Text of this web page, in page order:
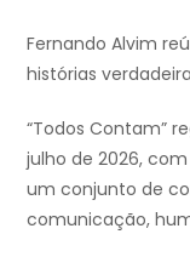
Fernando Alvim
histórias
“Todos Contam”
julho de 2026,
um conjunto de
comunicação,